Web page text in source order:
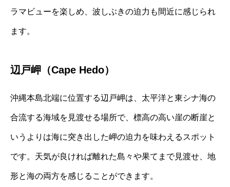
ラマビューを楽しめ、波しぶきの迫力も間近に感じられ
ます。
辺戸岬（Cape Hedo）
沖縄本島北端に位置する辺戸岬は、太平洋と東シナ海の
合流する海域を見渡せる場所で、標高の高い崖の断崖と
いうよりは海に突き出した岬の迫力を味わえるスポット
です。天気が良ければ離れた島々や果てまで見渡せ、地
形と海の両方を感じることができます。